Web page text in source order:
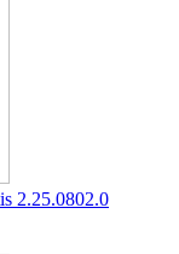
2.25.0802.0